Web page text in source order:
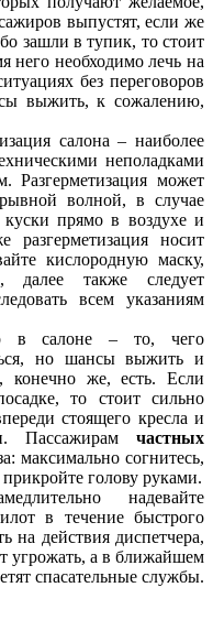
выпустят, если же
зашли в тупик, то стоит
него необходимо лечь на
без переговоров
выжить, к сожалению,
салона – наиболее
неполадками
Разгерметизация может
волной, в случае
куски прямо в воздухе и
носит
кислородную маску,
далее также следует
всем указаниям
в салоне – то, чего
но шансы выжить и
конечно же, есть. Если
то стоит сильно
стоящего кресла и
Пассажирам частных
максимально согнитесь,
голову руками.
надевайте
в течение быстрого
на действия диспетчера,
угрожать, а в ближайшем
спасательные службы.